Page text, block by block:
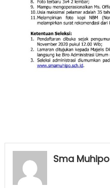
Sma Muhipo